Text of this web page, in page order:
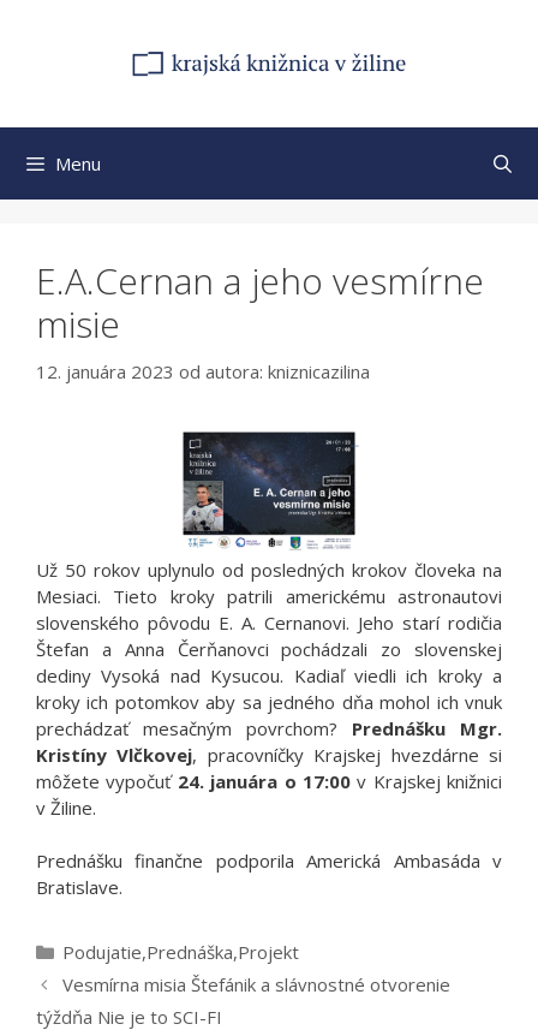
Menu
E.A.Cernan a jeho vesmírne
misie
12. januára 2023 od autora: kniznicazilina
Už 50 rokov uplynulo od posledných krokov človeka na
Mesiaci. Tieto kroky patrili americkému astronautovi
slovenského pôvodu E. A. Cernanovi. Jeho starí rodičia
Štefan a Anna Čerňanovci pochádzali zo slovenskej
dediny Vysoká nad Kysucou. Kadiaľ viedli ich kroky a
kroky ich potomkov aby sa jedného dňa mohol ich vnuk
prechádzať mesačným povrchom? Prednášku Mgr.
Kristíny Vlčkovej, pracovníčky Krajskej hvezdárne si
môžete vypočuť 24. januára o 17:00v Krajskej knižnici
v Žiline.
Prednášku finančne podporila Americká Ambasáda v
Bratislave.
Kategórie
Podujatie,Prednáška,Projekt
Vesmírna misia Štefánik a slávnostné otvorenie
týždňa Nie je to SCI-FI